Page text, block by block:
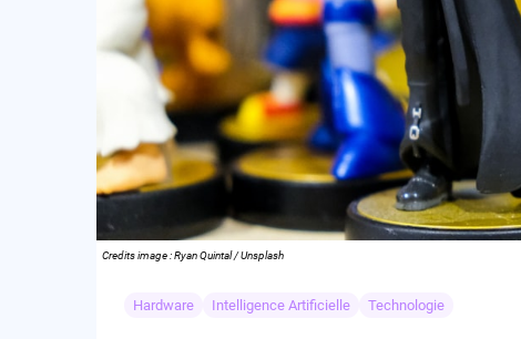
Credits image : Ryan Quintal / Unsplash
Hardware Intelligence Artificielle Technologie